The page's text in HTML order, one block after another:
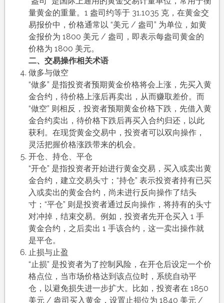
量黄金的重量。1 盎司约等于 31.1035 克，在黄金交
易报价中，价格通常以 “美元 / 盎司” 为单位，如黄
金报价为 1800 美元 / 盎司，即表示每盎司黄金的
价格为 1800 美元。
二、交易操作相关术语
做多与做空
“做多” 是指投资者预期黄金价格将会上涨，先买入黄
金合约，待价格上涨后再卖出，从而赚取差价。而
“做空” 则相反，投资者预期黄金价格下跌，先借入黄
金合约卖出，待价格下跌后再买入合约归还，以此
获利。在现货黄金交易中，投资者可以双向操作，
灵活把握价格涨跌带来的机会。
开仓、持仓、平仓
“开仓” 是指投资者开始进行黄金交易，买入或卖出黄
金合约，建立交易头寸；“持仓” 表示投资者持有已买
入或卖出的黄金合约，尚未进行反向操作了结头
寸；“平仓” 则是投资者通过反向操作，将持有的头寸
对冲掉，结束交易。例如，投资者先开仓买入 1 手
黄金合约，之后卖出 1 手该合约，这一卖出操作就
是平仓。
止损与止盈
“止损” 是投资者为了控制风险，在开仓后设定一个价
格点位，当市场价格达到该点位时，系统自动平
仓，以避免损失进一步扩大。比如，投资者在 1850
美元 / 盎司买入黄金，设置止损位为 1840 美元 /